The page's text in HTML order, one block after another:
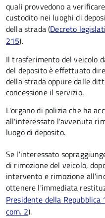
quali provvedono a
custodito nei luoghi di
della strada (Decreto
215).
Il trasferimento del veicolo
del deposito è effettuato
della strada oppure dalle
concessione il servizio.
L'organo di polizia che ha
all'interessato l'avvenuta
luogo di deposito.
Se l'interessato
di rimozione del veicolo,
intervento e rimozione
ottenere l'immediata
Presidente della
com. 2).